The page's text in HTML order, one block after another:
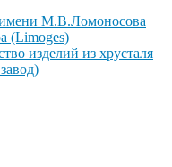
М.В.Ломоносова
(Limoges)
изделий из хрусталя